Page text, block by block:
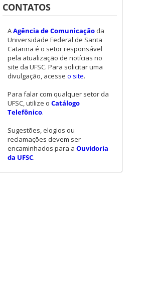
CONTATOS
AAgência de Comunicação da
Universidade Federal de Santa
Catarina é o setor responsável
pela atualização de notícias no
site da UFSC. Para solicitar uma
divulgação, acesse o site.
Para falar com qualquer setor da
UFSC, utilize o Catálogo
Telefônico.
Sugestões, elogios ou
reclamações devem ser
encaminhados para a Ouvidoria
da UFSC.